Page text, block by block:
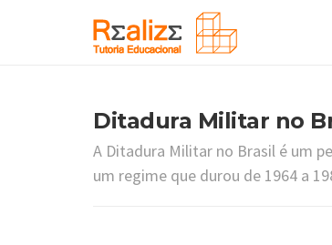
Ditadura Militar no
A Ditadura Militar no Brasil é um
um regime que durou de 1964 a